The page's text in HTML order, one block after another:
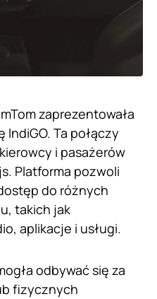
zaprezentowała
Ta połączy
i pasażerów
Platforma pozwoli
do różnych
takich jak
aplikacje i usługi.
odbywać się za
fizycznych